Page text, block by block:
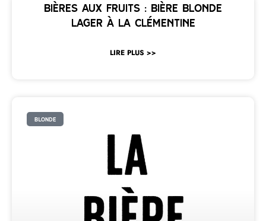
Bières aux fruits : bière blonde
Lager à la clémentine
LIRE PLUS >>
BLONDE